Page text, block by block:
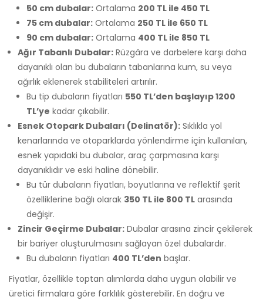
50 cm dubalar: Ortalama 200 TL ile 450 TL
75 cm dubalar: Ortalama 250 TL ile 650 TL
90 cm dubalar: Ortalama 400 TL ile 850 TL
Ağır Tabanlı Dubalar: Rüzgâra ve darbelere karşı daha
dayanıklı olan bu dubaların tabanlarına kum, su veya
ağırlık eklenerek stabiliteleri artırılır.
Bu tip dubaların fiyatları 550 TL’den başlayıp 1200
TL’ye kadar çıkabilir.
Esnek Otopark Dubaları (Delinatör): Sıklıkla yol
kenarlarında ve otoparklarda yönlendirme için kullanılan,
esnek yapıdaki bu dubalar, araç çarpmasına karşı
dayanıklıdır ve eski haline dönebilir.
Bu tür dubaların fiyatları, boyutlarına ve reflektif şerit
özelliklerine bağlı olarak 350 TL ile 800 TL arasında
değişir.
Zincir Geçirme Dubalar: Dubalar arasına zincir çekilerek
bir bariyer oluşturulmasını sağlayan özel dubalardır.
Bu dubaların fiyatları 400 TL’den başlar.
Fiyatlar, özellikle toptan alımlarda daha uygun olabilir ve
üretici firmalara göre farklılık gösterebilir. En doğru ve